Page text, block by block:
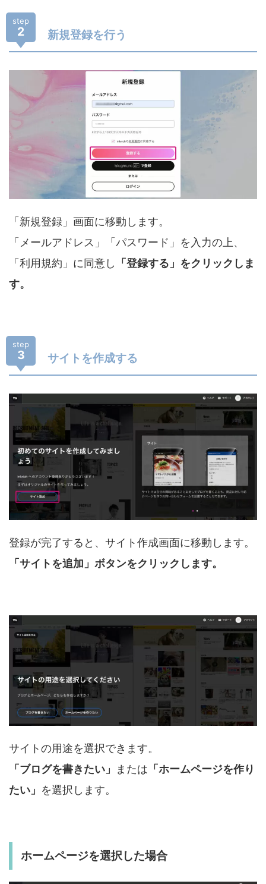
step
2 新規登録を行う
「新規登録」画面に移動します。
「メールアドレス」「パスワード」を入力の上、
「利用規約」に同意し
「登録する」をクリックしま
す。
step
3 サイトを作成する
登録が完了すると、サイト作成画面に移動します。
「サイトを追加」ボタンをクリックします。
サイトの用途を選択できます。
「ブログを書きたい」
または 「ホームページを作り
たい」 を選択します。
ホームページを選択した場合